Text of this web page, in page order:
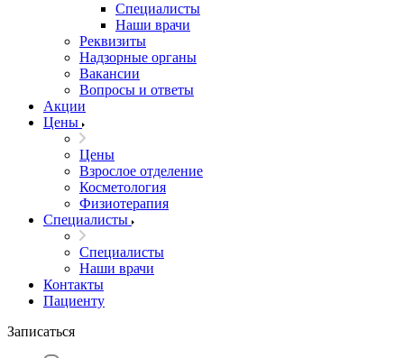
Специалисты
Наши врачи
Реквизиты
Надзорные органы
Вакансии
Вопросы и ответы
Акции
Цены
Цены
Взрослое отделение
Косметология
Физиотерапия
Специалисты
Специалисты
Наши врачи
Контакты
Пациенту
Записаться